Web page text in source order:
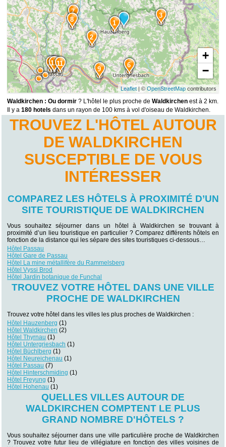
1413
1211
9
8
7
6
3
2
1
+
−
Leaflet| © OpenStreetMapcontributors
Waldkirchen : Ou dormir ? L'hôtel le plus proche deWaldkirchen est à 2 km.
Il y a180 hotels dans un rayon de 100 kms à vol d'oiseau de Waldkirchen.
TROUVEZ L'HÔTEL AUTOUR
DE WALDKIRCHEN
SUSCEPTIBLE DE VOUS
INTÉRESSER
COMPAREZ LES HÔTELS À PROXIMITÉ D’UN
SITE TOURISTIQUE DE WALDKIRCHEN
Vous souhaitez séjourner dans un hôtel à Waldkirchen se trouvant à
proximité d’un lieu touristique en particulier ? Comparez différents hôtels en
fonction de la distance qui les sépare des sites touristiques ci-dessous…
Hôtel Passau
Hôtel Gare de Passau
Hôtel La mine métallifère du Rammelsberg
Hôtel Vyssi Brod
Hôtel Jardin botanique de Funchal
TROUVEZ VOTRE HÔTEL DANS UNE VILLE
PROCHE DE WALDKIRCHEN
Trouvez votre hôtel dans les villes les plus proches de Waldkirchen :
Hôtel Hauzenberg (1)
Hôtel Waldkirchen (2)
Hôtel Thyrnau (1)
Hôtel Untergriesbach (1)
Hôtel Büchlberg (1)
Hôtel Neureichenau (1)
Hôtel Passau (7)
Hôtel Hinterschmiding (1)
Hôtel Freyung (1)
Hôtel Hohenau (1)
QUELLES VILLES AUTOUR DE
WALDKIRCHEN COMPTENT LE PLUS
GRAND NOMBRE D'HÔTELS ?
Vous souhaitez séjourner dans une ville particulière proche de Waldkirchen
? Trouvez votre futur lieu de villégiature en fonction des villes voisines de